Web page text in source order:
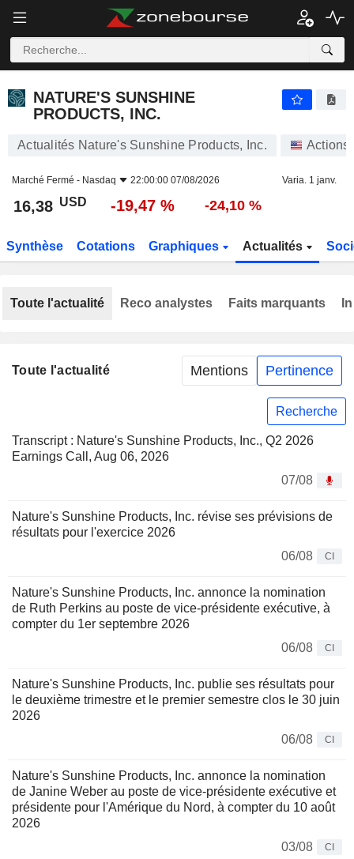
NATURE'S SUNSHINE
PRODUCTS, INC.
Actualités Nature's Sunshine Products, Inc. Actions
Marché Fermé - Nasdaq 22:00:00 07/08/2026 Varia. 1 janv.
16,38 USD -19,47 % -24,10 %
Synthèse Cotations Graphiques Actualités
Toute l'actualité Mentions Pertinence
Recherche
Transcript : Nature's Sunshine Products, Inc., Q2 2026
Earnings Call, Aug 06, 2026
07/08
Nature's Sunshine Products, Inc. révise ses prévisions de
résultats pour l'exercice 2026
06/08
CI
Nature's Sunshine Products, Inc. annonce la nomination
de Ruth Perkins au poste de vice-présidente exécutive, à
compter du 1er septembre 2026
06/08
CI
Nature's Sunshine Products, Inc. publie ses résultats pour
le deuxième trimestre et le premier semestre clos le 30 juin
2026
06/08
CI
Nature's Sunshine Products, Inc. annonce la nomination
de Janine Weber au poste de vice-présidente exécutive et
présidente pour l'Amérique du Nord, à compter du 10 août
2026
03/08
CI
Toute l'actualité Reco analystes Faits marquants